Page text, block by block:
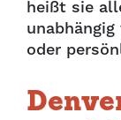
heißt sie
oder